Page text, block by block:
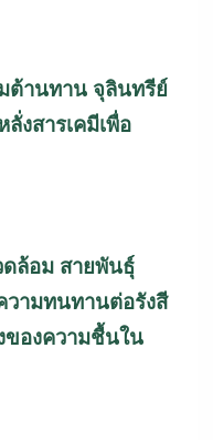
ต้านทาน จุลินทรีย์
งสารเคมีเพื่อ
ล้อม สายพันธุ์
วามทนทานต่อรังสี
ของความชื้นใน